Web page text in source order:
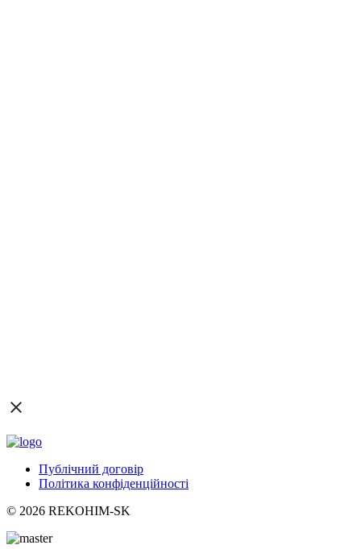
Публічний договір
Політика конфіденційності
© 2026 REKOHIM-SK